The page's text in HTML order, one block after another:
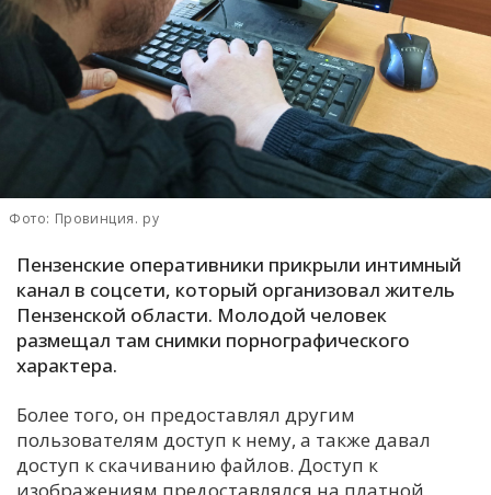
И
М
Н
Р
С
У
Ч
Фото: Провинция. ру
Пензенские оперативники прикрыли интимный
канал в соцсети, который организовал житель
Пензенской области. Молодой человек
размещал там снимки порнографического
характера.
Более того, он предоставлял другим
пользователям доступ к нему, а также давал
доступ к скачиванию файлов. Доступ к
изображениям предоставлялся на платной